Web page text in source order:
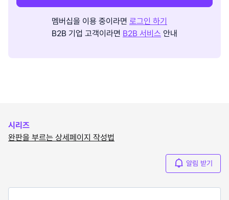
멤버십을 이용 중이라면 로그인 하기
B2B 기업 고객이라면 B2B 서비스 안내
시리즈
완판을 부르는 상세페이지 작성법
알림 받기